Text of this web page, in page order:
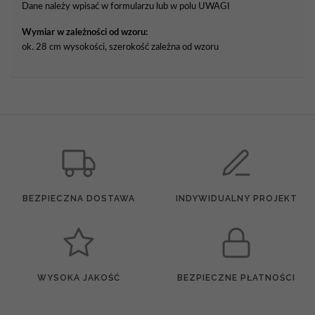
Dane należy wpisać w formularzu lub w polu UWAGI
Wymiar w zależności od wzoru:
ok. 28 cm wysokości, szerokość zależna od wzoru
BEZPIECZNA DOSTAWA INDYWIDUALNY PROJEKT
WYSOKA JAKOŚĆ BEZPIECZNE PŁATNOŚCI